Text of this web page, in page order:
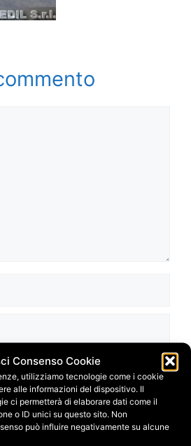
Consenso Cookie
utilizziamo tecnologie come i cookie
alle informazioni del dispositivo. Il
ci permetterà di elaborare dati come il
o ID unici su questo sito. Non
può influire negativamente su alcune
email e sito web in questo
volta che